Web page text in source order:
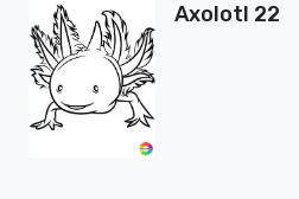
Axolotl 22